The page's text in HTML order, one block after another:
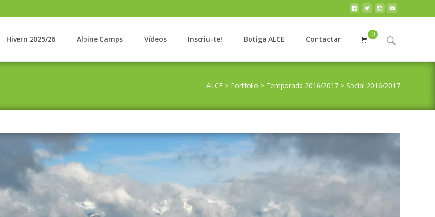
Hivern 2025/26 Alpine Camps Vídeos Inscriu-te! Botiga ALCE Contactar
0
Search
ALCE > Portfolio > Temporada 2016/2017 > Social 2016/2017